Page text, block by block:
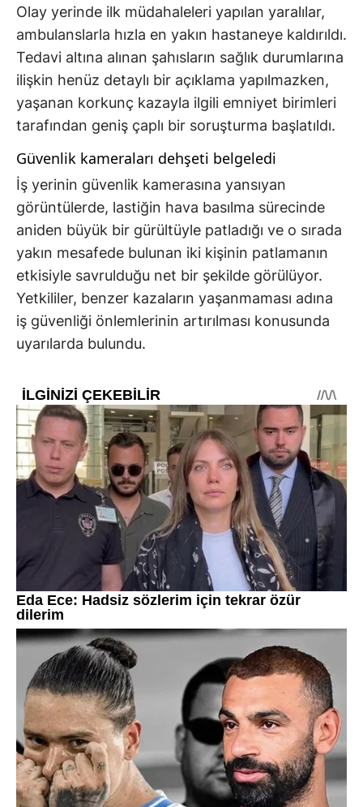
Olay yerinde ilk müdahaleleri yapılan yaralılar,
ambulanslarla hızla en yakın hastaneye kaldırıldı.
Tedavi altına alınan şahısların sağlık durumlarına
ilişkin henüz detaylı bir açıklama yapılmazken,
yaşanan korkunç kazayla ilgili emniyet birimleri
tarafından geniş çaplı bir soruşturma başlatıldı.
Güvenlik kameraları dehşeti belgeledi
İş yerinin güvenlik kamerasına yansıyan
görüntülerde, lastiğin hava basılma sürecinde
aniden büyük bir gürültüyle patladığı ve o sırada
yakın mesafede bulunan iki kişinin patlamanın
etkisiyle savrulduğu net bir şekilde görülüyor.
Yetkililer, benzer kazaların yaşanmaması adına
iş güvenliği önlemlerinin artırılması konusunda
uyarılarda bulundu.